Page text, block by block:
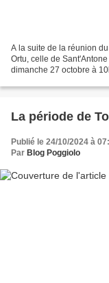
A la suite de la réunion
Ortu, celle de
dimanche 27 octobre à
La période de
Publié le 24/10/2024 à
Par Blog Poggiolo